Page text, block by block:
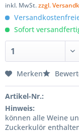
inkl. MwSt.zzgl.
Sofort
Merken
Artikel-Nr.:
Hinweis:
können alle Weine
Zuckerkulör